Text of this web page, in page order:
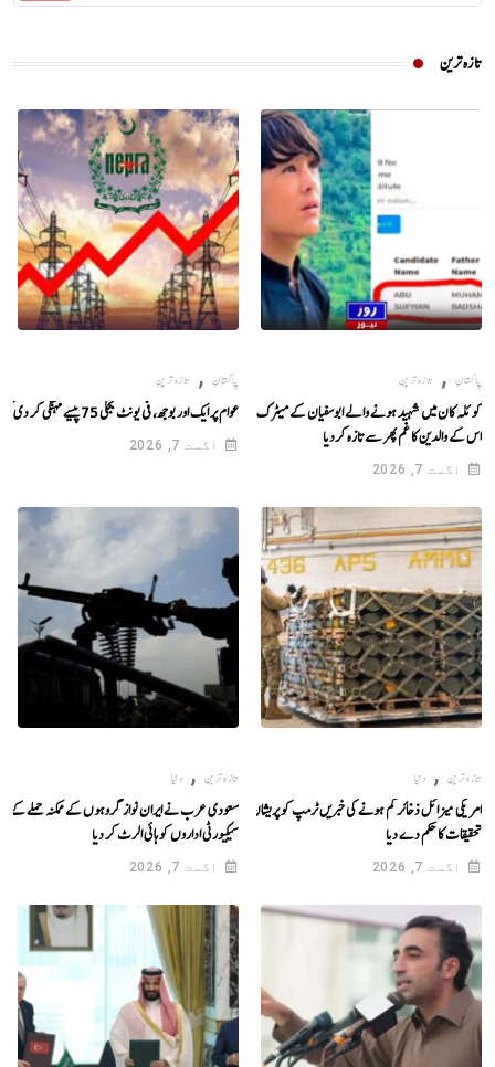
تازہ ترین
پاکستان , تازہ ترین
کوئلہ کان میں شہید ہونے والے ابوسفیان کے میٹرک کے نتیجے نے
اس کے والدین کا غم پھر سے تازہ کردیا
اگست 7, 2026
پاکستان , تازہ ترین
عوام پر ایک اور بوجھ، فی یونٹ بجلی 75 پیسے مہنگی کر دی گئی
اگست 7, 2026
تازہ ترین, دنیا
امریکی میزائل ذخائر کم ہونے کی خبریں ٹرمپ کو پریشان کر گئیں،
تحقیقات کا حکم دے دیا
اگست 7, 2026
تازہ ترین, دنیا
سعودی عرب نے ایران نواز گروہوں کے ممکنہ حملے کے
سیکیورٹی اداروں کو ہائی الرٹ کر دیا
اگست 7, 2026